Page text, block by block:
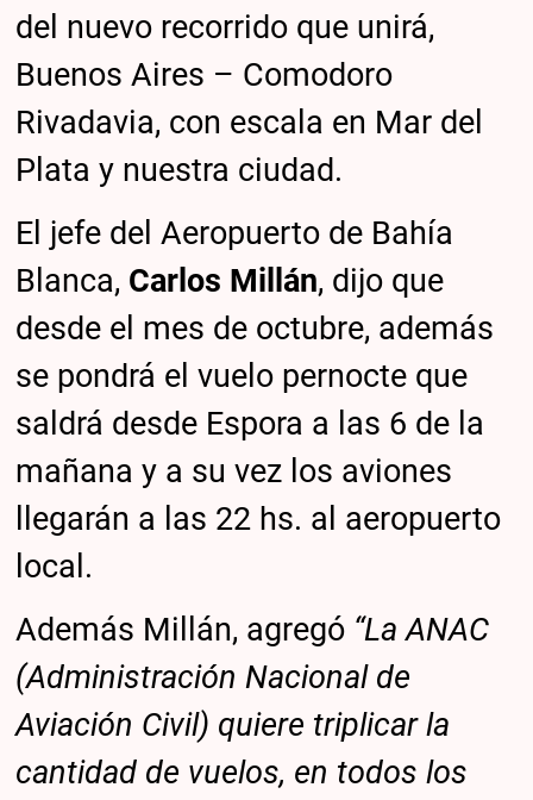
del nuevo recorrido que unirá,
Buenos Aires – Comodoro
Rivadavia, con escala en Mar del
Plata y nuestra ciudad.
El jefe del Aeropuerto de Bahía
Blanca, Carlos Millán, dijo que
desde el mes de octubre, además
se pondrá el vuelo pernocte que
saldrá desde Espora a las 6 de la
mañana y a su vez los aviones
llegarán a las 22 hs. al aeropuerto
local.
Además Millán, agregó “La ANAC
(Administración Nacional de
Aviación Civil) quiere triplicar la
cantidad de vuelos, en todos los